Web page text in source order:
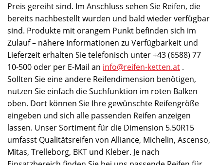
Preis gereiht sind. Im Anschluss sehen Sie Reifen, die
bereits nachbestellt wurden und bald wieder verfügbar
sind. Produkte mit orangem Punkt befinden sich im
Zulauf – nähere Informationen zu Verfügbarkeit und
Lieferzeit erhalten Sie telefonisch unter +43 (6588) 77
10-500 oder per E-Mail an info@reifen-ketten.at .
Sollten Sie eine andere Reifendimension benötigen,
nutzen Sie einfach die Suchfunktion im roten Balken
oben. Dort können Sie Ihre gewünschte Reifengröße
eingeben und sich alle passenden Reifen anzeigen
lassen. Unser Sortiment für die Dimension 5.50R15
umfasst Qualitätsreifen von Alliance, Michelin, Ascenso,
Mitas, Trelleborg, BKT und Kleber. Je nach